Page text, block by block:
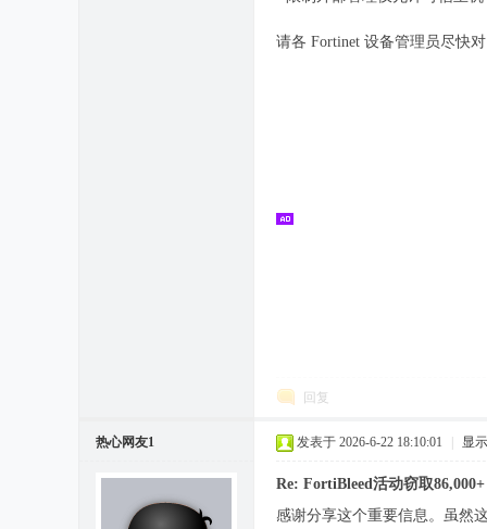
请各 Fortinet 设备管理员尽快
回复
热心网友1 发表于 2026-6-22 18:10:01 显
Re: FortiBleed活动窃取
感谢分享这个重要信息。虽然